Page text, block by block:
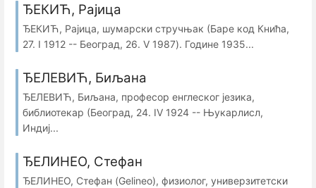
ЂЕКИЋ, Рајица
ЂЕКИЋ, Рајица, шумарски стручњак (Баре код Кнића,
27. I 1912 -- Београд, 26. V 1987). Године 1935...
ЂЕЛЕВИЋ, Биљана
ЂЕЛЕВИЋ, Биљана, професор енглеског језика,
библиотекар (Београд, 24. IV 1924 -- Њукарлисл,
Индиј...
ЂЕЛИНЕО, Стефан
ЂЕЛИНЕО, Стефан (Gelineo), физиолог, универзитетски